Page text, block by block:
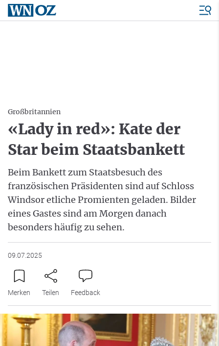
Großbritannien
«Lady in red»: Kate der
Star beim Staatsbankett
Beim Bankett zum Staatsbesuch des
französischen Präsidenten sind auf Schloss
Windsor etliche Promienten geladen. Bilder
eines Gastes sind am Morgen danach
besonders häufig zu sehen.
09.07.2025
Merken Teilen Feedback